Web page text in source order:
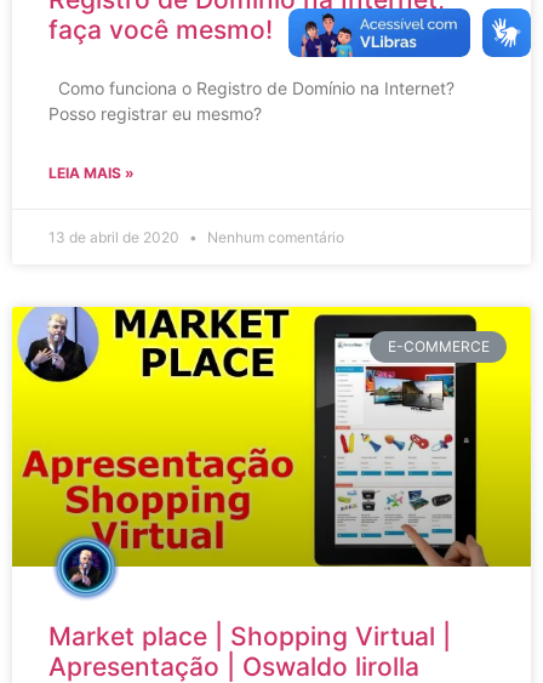
faça você mesmo!
Como funciona o Registro de Domínio na Internet?
Posso registrar eu mesmo?
LEIA MAIS »
13 de abril de 2020 Nenhum comentário
E-COMMERCE
Market place | Shopping Virtual |
Apresentação | Oswaldo lirolla